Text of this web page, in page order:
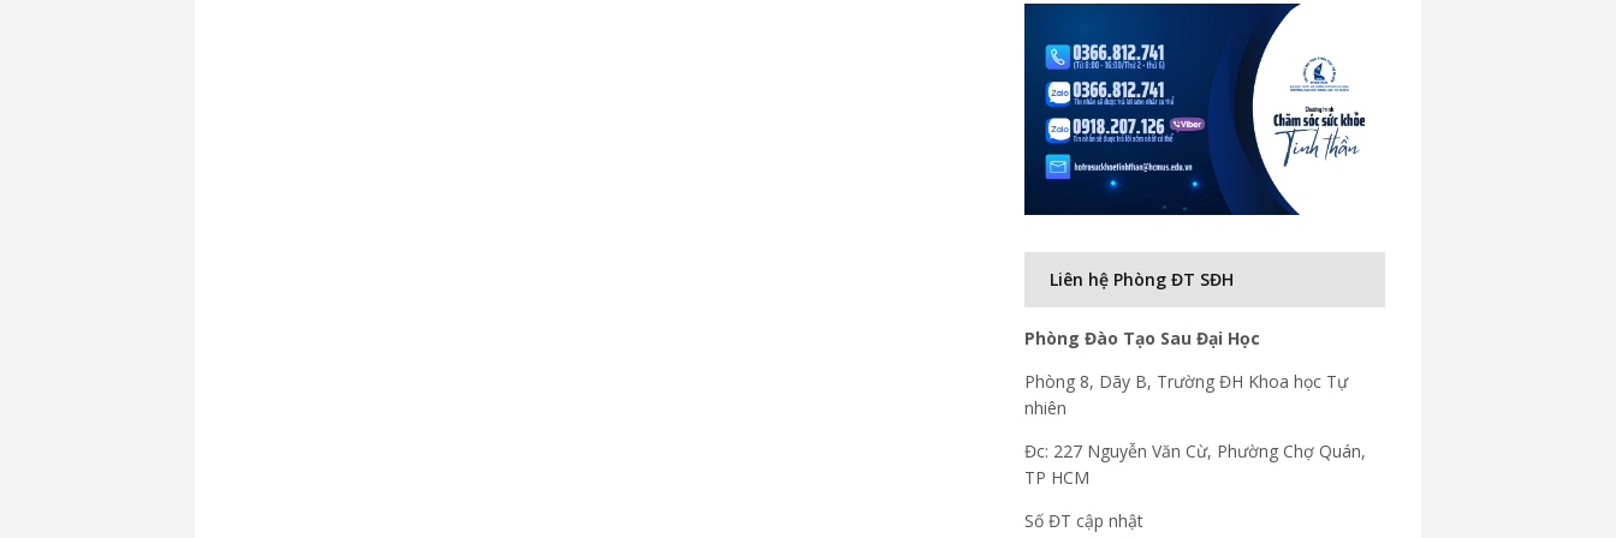
Liên hệ Phòng ĐT SĐH
Phòng Đào Tạo Sau Đại Học
Phòng 8, Dãy B, Trường ĐH Khoa học Tự
nhiên
Đc: 227 Nguyễn Văn Cừ, Phường Chợ Quán,
TP HCM
Số ĐT cập nhật